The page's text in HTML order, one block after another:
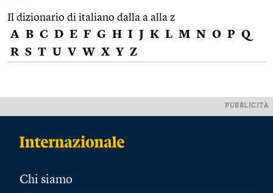
Il dizionario di italiano dalla a alla z
A B C D E F G H I J K L M N O P Q
R S T U V W X Y Z
PUBBLICITÀ
Chi siamo